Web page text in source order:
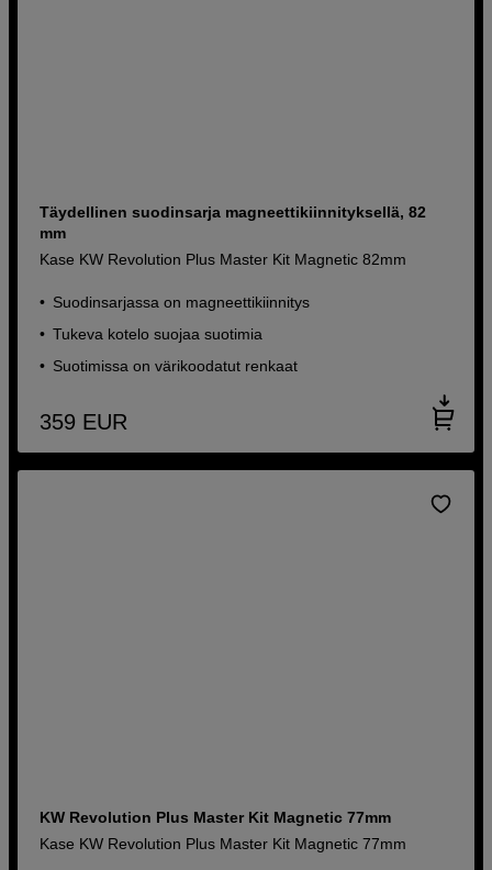
Täydellinen suodinsarja magneettikiinnityksellä, 82
mm
Kase KW Revolution Plus Master Kit Magnetic 82mm
Suodinsarjassa on magneettikiinnitys
Tukeva kotelo suojaa suotimia
Suotimissa on värikoodatut renkaat
359 EUR
KW Revolution Plus Master Kit Magnetic 77mm
Kase KW Revolution Plus Master Kit Magnetic 77mm